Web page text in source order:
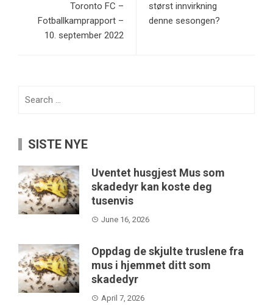
Toronto FC –
Fotballkamprapport –
10. september 2022
størst innvirkning
denne sesongen?
SISTE NYE
Uventet husgjest Mus som
skadedyr kan koste deg
tusenvis
June 16, 2026
Oppdag de skjulte truslene fra
mus i hjemmet ditt som
skadedyr
April 7, 2026